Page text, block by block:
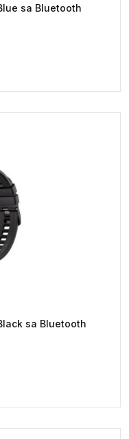
sa Bluetooth
sa Bluetooth